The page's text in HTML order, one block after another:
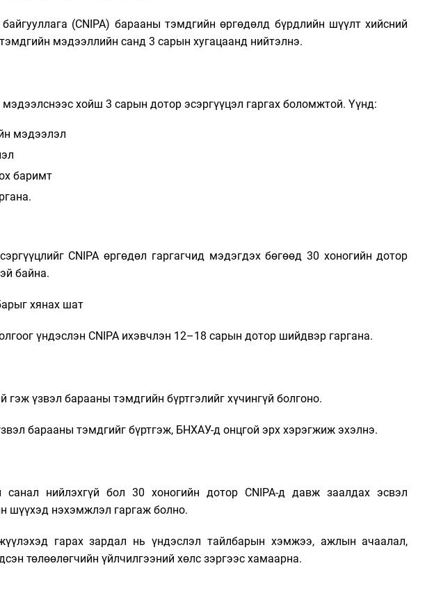
(CNIPA) барааны тэмдгийн өргөдөлд бүрдлийн шүүлт хийсний
мэдээллийн санд 3 сарын хугацаанд нийтэлнэ.
хойш 3 сарын дотор эсэргүүцэл гаргах боломжтой. Үүнд:
мэдээлэл
баримт
CNIPA өргөдөл гаргагчид мэдэгдэх бөгөөд 30 хоногийн дотор
байна.
хянах шат
үндэслэн CNIPA ихэвчлэн 12–18 сарын дотор шийдвэр гаргана.
гэж үзвэл барааны тэмдгийн бүртгэлийг хүчингүй болгоно.
барааны тэмдгийг бүртгэж, БНХАУ-д онцгой эрх хэрэгжиж эхэлнэ.
нийлэхгүй бол 30 хоногийн дотор CNIPA-д давж заалдах эсвэл
шүүхэд нэхэмжлэл гаргаж болно.
гарах зардал нь үндэслэл тайлбарын хэмжээ, ажлын ачаалал,
төлөөлөгчийн үйлчилгээний хөлс зэргээс хамаарна.